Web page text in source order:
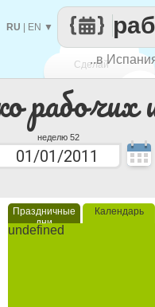
рабочих
неделю 52
Праздничные
дни
Календарь
undefined
Сделай
..в
RU EN ▼